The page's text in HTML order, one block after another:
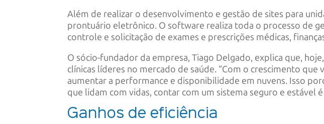
Além de realizar o desenvolvimento e gestão de sites para
prontuário eletrônico. O software realiza toda o processo de
controle e solicitação de exames e prescrições médicas,
O sócio-fundador da empresa, Tiago Delgado, explica que,
clínicas líderes no mercado de saúde. “Com o crescimento
aumentar a performance e disponibilidade em nuvens. Isso
que lidam com vidas, contar com um sistema seguro e estável
Ganhos de eficiência